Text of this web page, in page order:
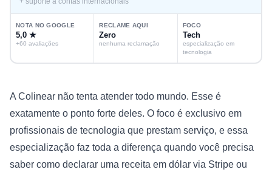
NOTA NO GOOGLE
5,0 ★
+60 avaliações
RECLAME AQUI
Zero
nenhuma reclamação
FOCO
Tech
especialização em
tecnologia
A Colinear não tenta atender todo mundo. Esse é
exatamente o ponto forte deles. O foco é exclusivo em
profissionais de tecnologia que prestam serviço, e essa
especialização faz toda a diferença quando você precisa
saber como declarar uma receita em dólar via Stripe ou